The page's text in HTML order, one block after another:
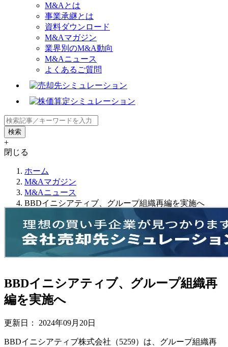
M&Aとは
事業承継とは
資料ダウンロード
M&Aマガジン
業界別のM&A動向
M&Aニュース
よくあるご質問
+
閉じる
ホーム
M&Aマガジン
M&Aニュース
BBDイニシアティブ、グループ組織再編を実施へ
BBDイニシアティブ、グループ組織再
編を実施へ
更新日： 2024年09月20日
BBDイニシアティブ株式会社（5259）は、グループ組織再